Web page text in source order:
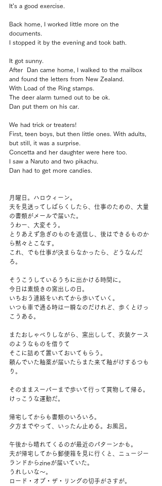
It’s a good exercise.
Back home, I worked little more on the
documents.
I stopped it by the evening and took bath.
It got sunny.
After  Dan came home, I walked to the mailbox
and found the letters from New Zealand.
With Load of the Ring stamps.
The deer alarm turned out to be ok.
Dan put them on his car.
We had trick or treaters!
First, teen boys, but then little ones. With adults,
but still, it was a surprise.
Concetta and her daughter were here too.
I saw a Naruto and two pikachu.
Dan had to get more candies.
月曜日。ハロウィーン。
夫を見送ってしばらくしたら、仕事のための、大量
の書類がメールで届いた。
うわー、大変そう。
とりあえず急ぎのものを返信し、後はできるものか
ら黙々とこなす。
これ、でも仕事が決まらなかったら、どうなんだ
ろ。
そうこうしているうちに出かける時間に。
今日は素焼きの窯出しの日。
いちおう連絡をいれてから歩いていく。
いつも車で通る時は一瞬なのだけれど、歩くとけっ
こうある。
またおしゃべりしながら、窯出しして、衣装ケース
のようなものを借りて
そこに詰めて置いておいてもらう。
頼んでいた釉薬が届いたらまた来て釉がけするつも
り。
そのままスーパーまで歩いて行って買物して帰る。
けっこうな運動だ。
帰宅してからも書類のいろいろ。
夕方までやって、いったん止める。お風呂。
午後から晴れてくるのが最近のパターンかも。
夫が帰宅してから郵便箱を見に行くと、ニュージー
ランドからzineが届いていた。
うれしいな～。
ロード・オブ・ザ・リングの切手がさすが。